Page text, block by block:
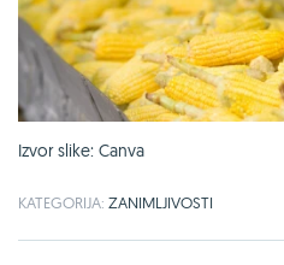
Izvor slike: Canva
KATEGORIJA: ZANIMLJIVOSTI